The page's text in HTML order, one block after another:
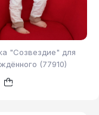
"Созвездие" для
(77910)